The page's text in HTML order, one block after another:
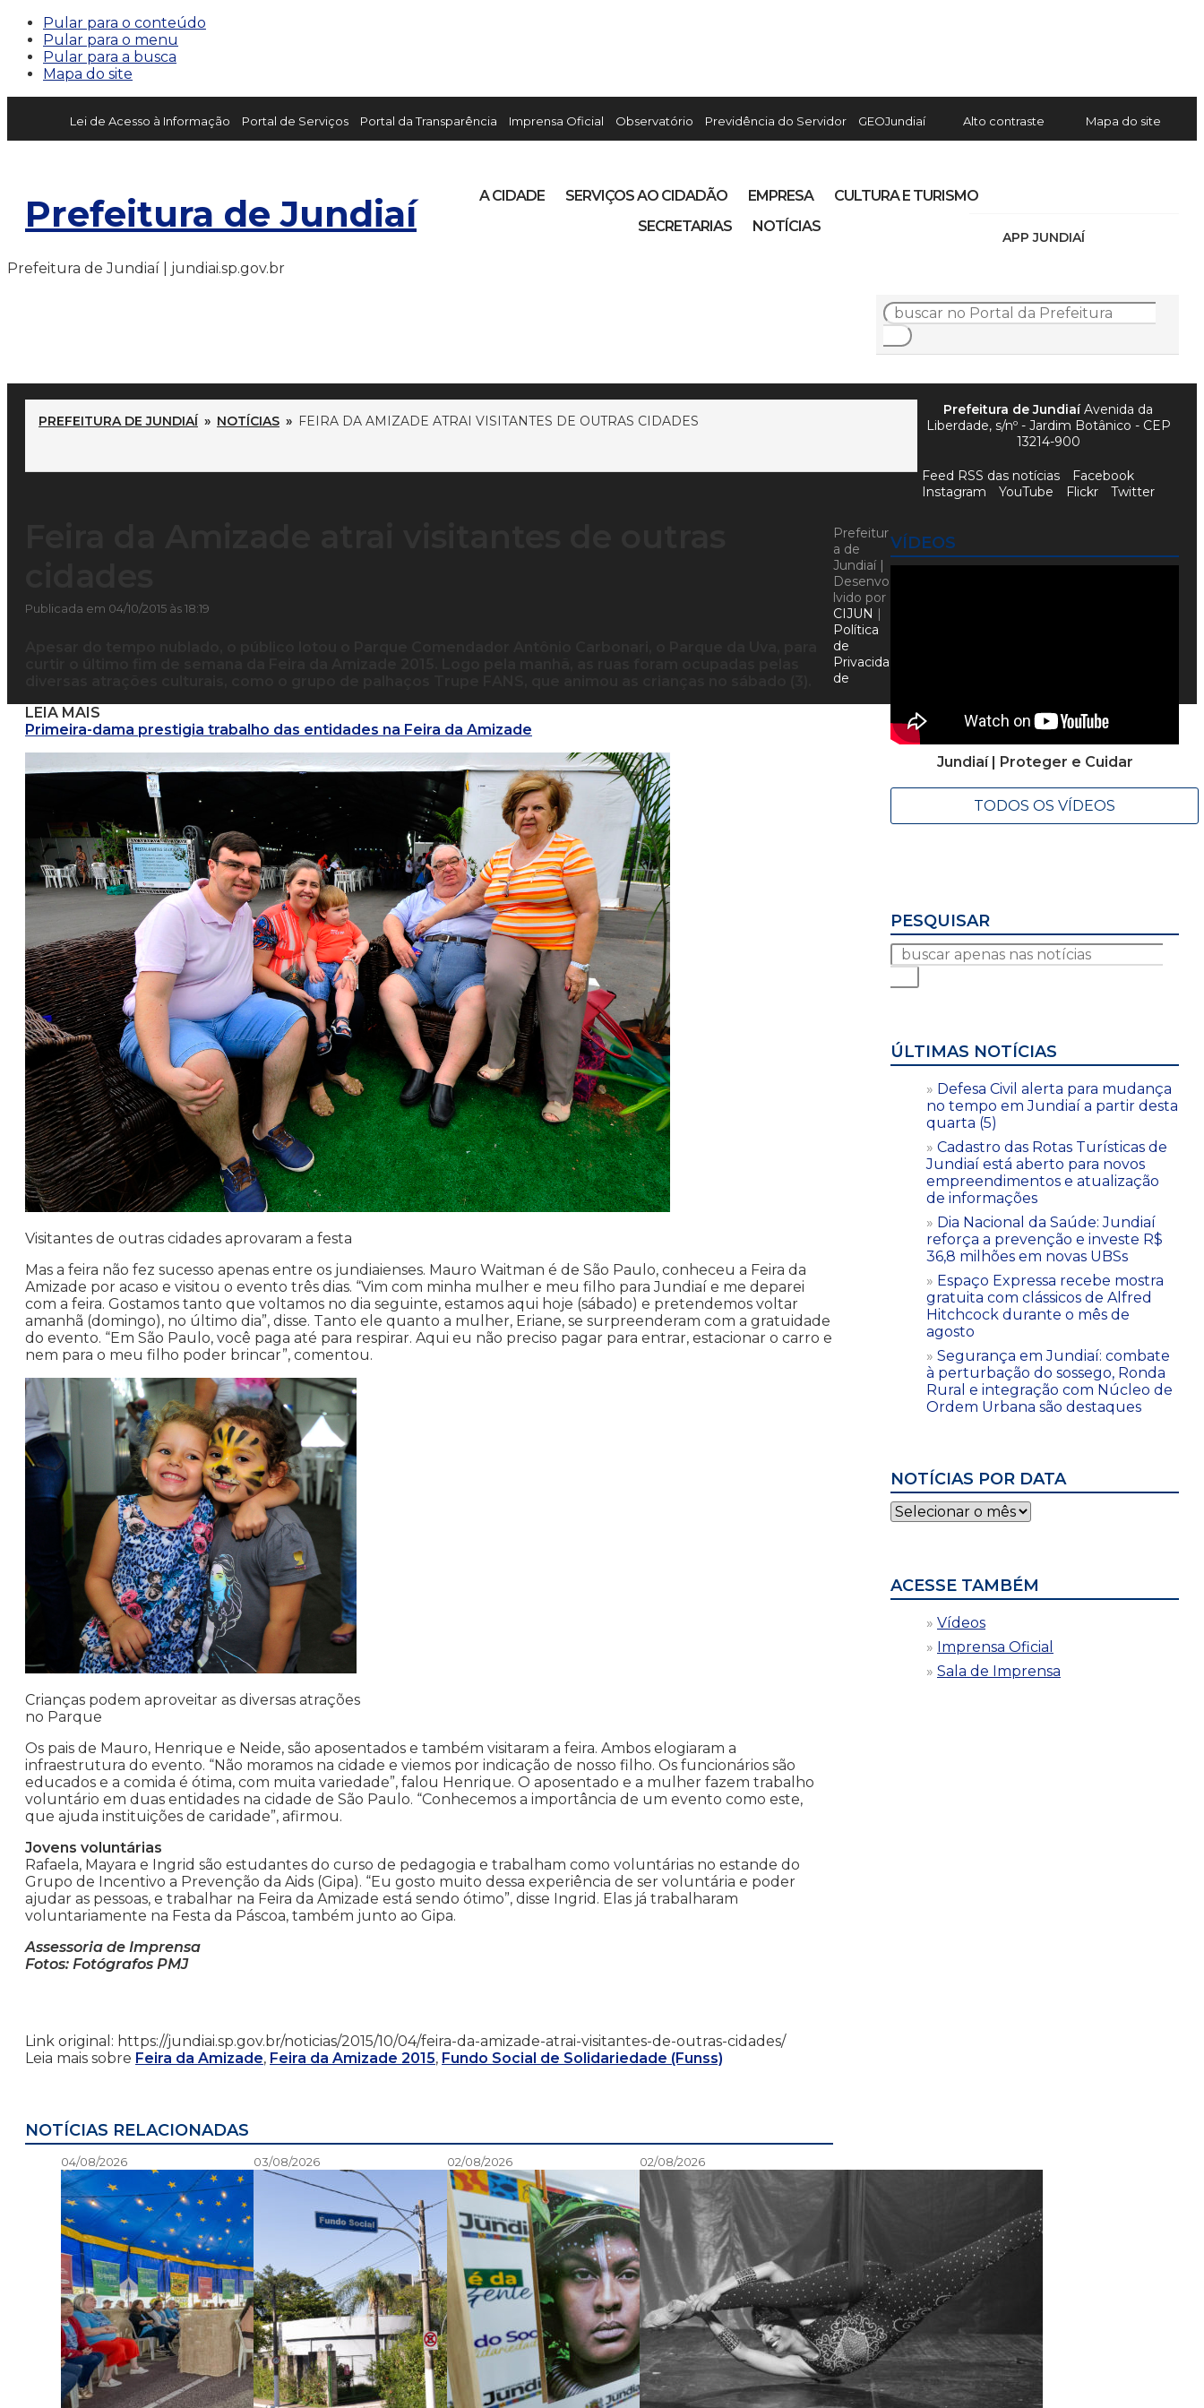
Pular para o conteúdo
Pular para o menu
Pular para a busca
Mapa do site
Lei de Acesso à Informação Portal de Serviços Portal da Transparência Imprensa Oficial Observatório Previdência do Servidor GEOJundiaí Alto contraste Mapa do site
Prefeitura de Jundiaí
APP JUNDIAÍ
A CIDADE SERVIÇOS AO CIDADÃO EMPRESA
CULTURA E TURISMO
SECRETARIAS
NOTÍCIAS
Prefeitura de Jundiaí | jundiai.sp.gov.br
PREFEITURA DE JUNDIAÍ » NOTÍCIAS » FEIRA DA AMIZADE ATRAI VISITANTES DE OUTRAS CIDADES
Publicada em 04/10/2015 às 18:19
LEIA MAIS
Primeira-dama prestigia trabalho das entidades na Feira da Amizade
Visitantes de outras cidades aprovaram a festa
Mas a feira não fez sucesso apenas entre os jundiaienses. Mauro Waitman é de São Paulo, conheceu a Feira da
Amizade por acaso e visitou o evento três dias. “Vim com minha mulher e meu filho para Jundiaí e me deparei
com a feira. Gostamos tanto que voltamos no dia seguinte, estamos aqui hoje (sábado) e pretendemos voltar
amanhã (domingo), no último dia”, disse. Tanto ele quanto a mulher, Eriane, se surpreenderam com a gratuidade
do evento. “Em São Paulo, você paga até para respirar. Aqui eu não preciso pagar para entrar, estacionar o carro e
nem para o meu filho poder brincar”, comentou.
Crianças podem aproveitar as diversas atrações
no Parque
Os pais de Mauro, Henrique e Neide, são aposentados e também visitaram a feira. Ambos elogiaram a
infraestrutura do evento. “Não moramos na cidade e viemos por indicação de nosso filho. Os funcionários são
educados e a comida é ótima, com muita variedade”, falou Henrique. O aposentado e a mulher fazem trabalho
voluntário em duas entidades na cidade de São Paulo. “Conhecemos a importância de um evento como este,
que ajuda instituições de caridade”, afirmou.
Jovens voluntárias
Rafaela, Mayara e Ingrid são estudantes do curso de pedagogia e trabalham como voluntárias no estande do
Grupo de Incentivo a Prevenção da Aids (Gipa). “Eu gosto muito dessa experiência de ser voluntária e poder
ajudar as pessoas, e trabalhar na Feira da Amizade está sendo ótimo”, disse Ingrid. Elas já trabalharam
voluntariamente na Festa da Páscoa, também junto ao Gipa.
Assessoria de Imprensa
Fotos: Fotógrafos PMJ
Link original: https://jundiai.sp.gov.br/noticias/2015/10/04/feira-da-amizade-atrai-visitantes-de-outras-cidades/
Leia mais sobre Feira da Amizade, Feira da Amizade 2015, Fundo Social de Solidariedade (Funss)
NOTÍCIAS RELACIONADAS
04/08/2026 03/08/2026 02/08/2026 02/08/2026
VÍDEOS
Jundiaí | Proteger e Cuidar
TODOS OS VÍDEOS
PESQUISAR
ÚLTIMAS NOTÍCIAS
Defesa Civil alerta para mudança
no tempo em Jundiaí a partir desta
quarta (5)
Cadastro das Rotas Turísticas de
Jundiaí está aberto para novos
empreendimentos e atualização
de informações
Dia Nacional da Saúde: Jundiaí
reforça a prevenção e investe R$
36,8 milhões em novas UBSs
Espaço Expressa recebe mostra
gratuita com clássicos de Alfred
Hitchcock durante o mês de
agosto
Segurança em Jundiaí: combate
à perturbação do sossego, Ronda
Rural e integração com Núcleo de
Ordem Urbana são destaques
NOTÍCIAS POR DATA
Notícias
por
ACESSE TAMBÉM
Vídeos
Imprensa Oficial
Sala de Imprensa
Prefeitura de JundiaíAvenida da
Liberdade, s/nº - Jardim Botânico - CEP
13214-900
Feed RSS das notícias
Facebook
Instagram
YouTube Flickr Twitter
Prefeitur
a de
Jundiaí |
Desenvo
lvido por
CIJUN |
Política
de
Privacida
de